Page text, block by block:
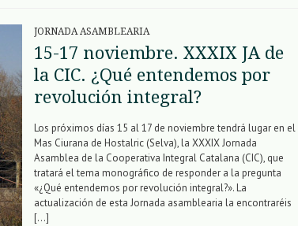
JORNADA ASAMBLEARIA
15-17 noviembre. XXXIX JA de
la CIC. ¿Qué entendemos por
revolución integral?
Los próximos días 15 al 17 de noviembre tendrá lugar en el
Mas Ciurana de Hostalric (Selva), la XXXIX Jornada
Asamblea de la Cooperativa Integral Catalana (CIC), que
tratará el tema monográfico de responder a la pregunta
«¿Qué entendemos por revolución integral?». La
actualización de esta Jornada asamblearia la encontraréis
[…]